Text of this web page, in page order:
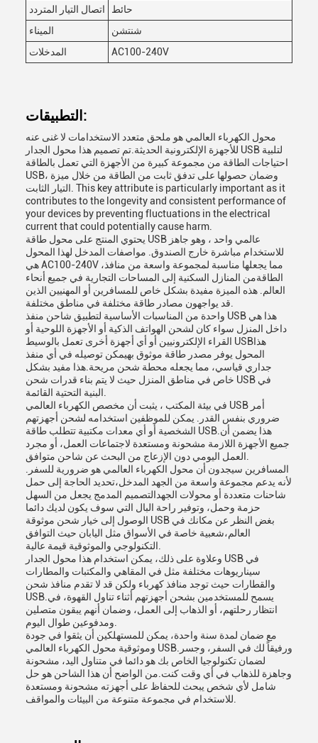
اتصال التيار المتردد
حائط
الميناء
شنتشن
المدخلات
AC100-240V
التطبيقات:
محول الكهرباء العالمي هو ملحق متعدد الاستخدامات لا غنى عنه
للأجهزة الإلكترونية الحديثة.تم تصميم هذا محول الجدار USB لتلبية
احتياجات الطاقة من مجموعة كبيرة من الأجهزة التي تعمل بالطاقة
USB، وضمان حصولها على تدفق ثابت من الطاقة من خلال ميزة
التيار الثابت. This key attribute is particularly important as it
contributes to the longevity and consistent performance of
your devices by preventing fluctuations in the electrical
current that could potentially cause harm.
يحتوي المنتج على محول طاقة USB عالمي واحد ، وهو جاهز
للاستخدام مباشرة خارج الصندوق. مواصفات المدخل لهذا المحول
هي AC100-240V ،مما يجعلها مناسبة لمجموعة واسعة من منافذ
الطاقةمن المنازل السكنية إلى المساحات التجارية في جميع أنحاء
العالم. هذه الميزة مفيدة بشكل خاص للمسافرين أو المهنيين الذين
واحدة من المناسبات الأساسية لتطبيق شاحن منفذ USB هذا هي
داخل المنزل سواء كان لشحن الهواتف الذكية أو الأجهزة اللوحية أو
القراء الإلكترونيين أو أي أجهزة أخرى تعمل بالوسيط USBهذا
المحول يوفر مصدر طاقة موثوق بهيمكن توصيله في أي منفذ
جداري قياسي، مما يجعله محطة شحن مريحة.هذا مفيد بشكل
خاص في مناطق المنزل حيث لا يتم بناء قدرات شحن USB في
في بيئة المكتب ، يثبت أن مخصص الكهرباء العالمي USB أمر
ضروري بنفس القدر. يمكن للموظفين استخدامه لشحن أجهزتهم
الشخصية أو أي معدات مكتبية تتطلب طاقة USB.هذا يضمن أن
جميع الأجهزة اللازمة مشحونة ومستعدة لاجتماعات العمل، أو مجرد
المسافرين سيجدون أن محول الكهرباء العالمي هو ضرورية للسفر.
لأنه يدعم مجموعة واسعة من الجهد المدخل،تحديد الحاجة إلى حمل
شاحنات متعددة أو محولات الجهدالتصميم المدمج يجعل من السهل
حزمة وحمل، وتوفير راحة البال التي سوف يكون لديك دائما
الوصول إلى خيار شحن موثوقة USB بغض النظر عن مكانك في
العالم،شعبية خاصة في الأسواق مثل اليابان حيث التوافق
وعلاوة على ذلك، يمكن استخدام هذا محول الجدار USB في
سيناريوهات مختلفة مثل في المقاهي والمكتبات والمطارات
والقطارات حيث توجد منافذ كهرباء ولكن قد لا تقدم منافذ شحن
USB.يسمح للمستخدمين بشحن أجهزتهم أثناء تناول القهوة، في
انتظار رحلتهم، أو الذهاب إلى العمل، وضمان أنهم يبقون متصلين
مع ضمان لمدة سنة واحدة، يمكن للمستهلكين أن يثقوا في جودة
وموثوقية محول الكهرباء العالمي USB.ورفيقاً لك في السفر، وجسر
لضمان تكنولوجيا الخاص بك هو دائما في متناول اليد، مشحونة
وجاهزة للذهاب في أي وقت كنت.من الواضح أن هذا الشاحن هو حل
شامل لأي شخص يبحث للحفاظ على أجهزته مشحونة ومستعدة